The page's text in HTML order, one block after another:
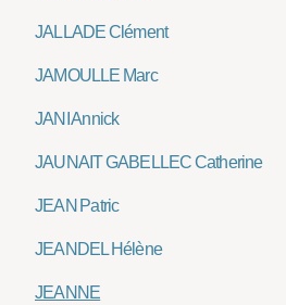
JALLADE Clément
JAMOULLE Marc
JANI Annick
JAUNAIT GABELLEC Catherine
JEAN Patric
JEANDEL Hélène
JEANNE